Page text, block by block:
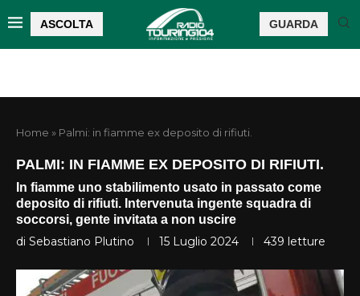
ASCOLTA GUARDA
Home » Palmi: in fiamme ex deposito di rifiuti.
PALMI: IN FIAMME EX DEPOSITO DI RIFIUTI.
In fiamme uno stabilimento usato in passato come
deposito di rifiuti. Intervenuta ingente squadra di
soccorsi, gente invitata a non uscire
di Sebastiano Plutino 15 Luglio 2024 439 letture